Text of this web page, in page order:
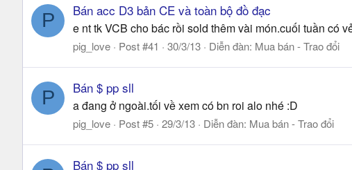
P Bán acc D3 bản CE và toàn bộ đồ đạc
e nt tk VCB cho bác rồi sold thêm vài món.cuối tuần có
pig_love Post #41 30/3/13 Diễn đàn: Mua bán - Trao đổi
P Bán $ pp sll
a đang ở ngoài.tối về xem có bn roi alo nhé :D
pig_love Post #5 29/3/13 Diễn đàn: Mua bán - Trao đổi
Bán $ pp sll